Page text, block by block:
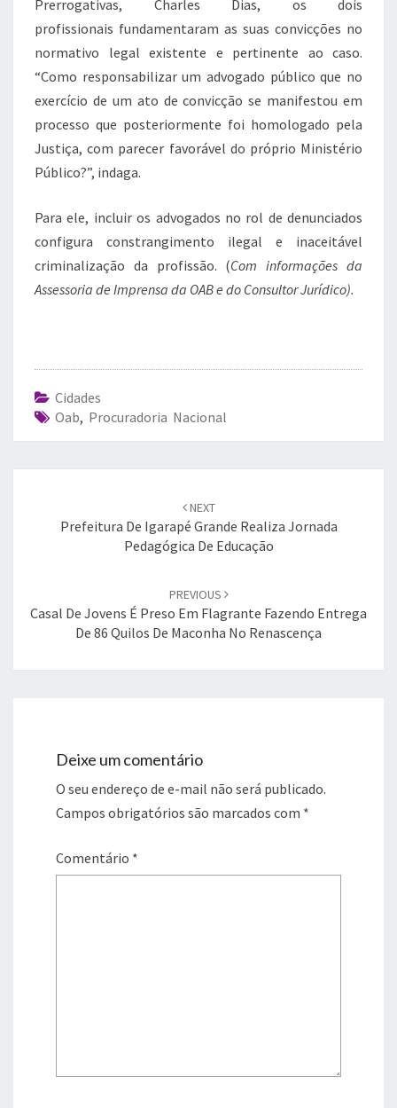
Prerrogativas, Charles Dias, os dois
profissionais fundamentaram as suas convicções no
normativo legal existente e pertinente ao caso.
“Como responsabilizar um advogado público que no
exercício de um ato de convicção se manifestou em
processo que posteriormente foi homologado pela
Justiça, com parecer favorável do próprio Ministério
Público?”, indaga.
Para ele, incluir os advogados no rol de denunciados
configura constrangimento ilegal e inaceitável
criminalização da profissão. (Com informações da
Assessoria de Imprensa da OAB e do Consultor Jurídico).
Cidades
Oab, Procuradoria Nacional
NEXT
Prefeitura De Igarapé Grande Realiza Jornada
Pedagógica De Educação
PREVIOUS
Casal De Jovens É Preso Em Flagrante Fazendo Entrega
De 86 Quilos De Maconha No Renascença
Deixe um comentário
O seu endereço de e-mail não será publicado.
Campos obrigatórios são marcados com *
Comentário *